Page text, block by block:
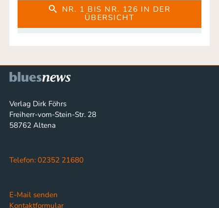
NR. 1 BIS NR. 126 IN DER
ÜBERSICHT
Verlag Dirk Föhrs
Freiherr-vom-Stein-Str. 28
58762 Altena
Telefon: 02352 21680
E-Mail senden
Kontaktformular